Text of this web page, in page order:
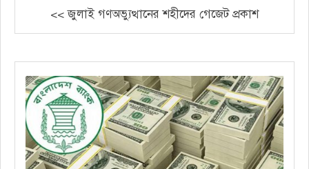
<< জুলাই গণঅভ্যুত্থানের শহীদের গেজেট প্রকাশ